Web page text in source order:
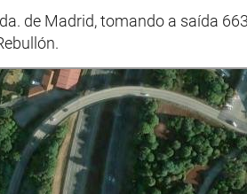
de Madrid, tomando a saída